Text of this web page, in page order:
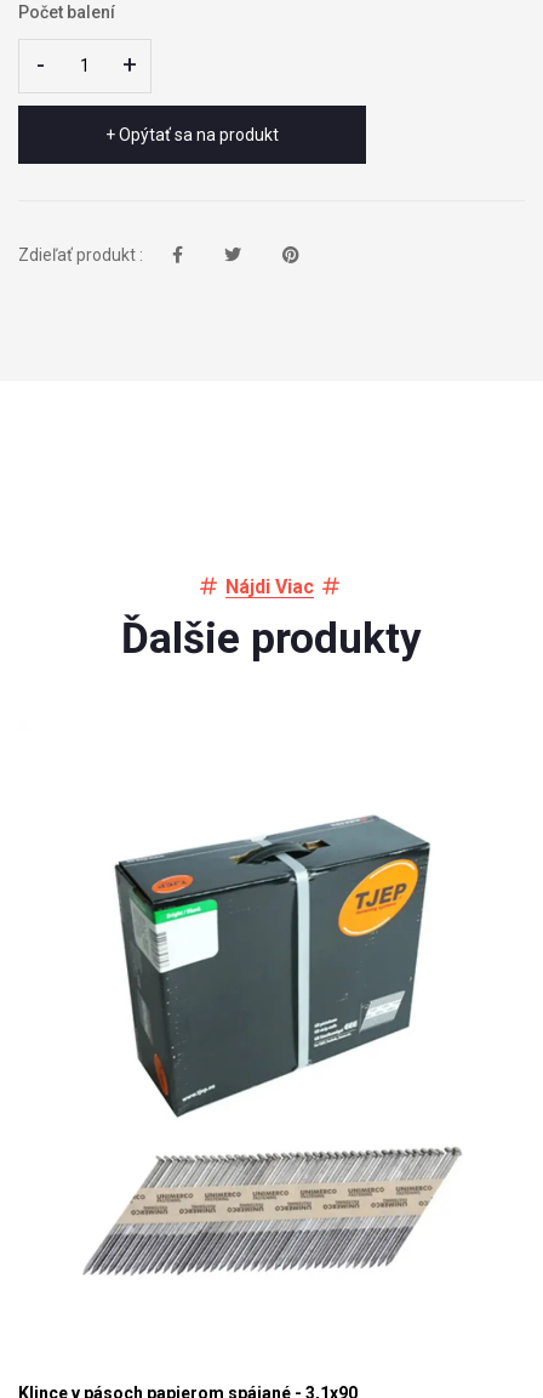
Počet balení
- +
- +
+ Opýtať sa na produkt
Zdieľať produkt :
Nájdi Viac
Ďalšie produkty
Klince v pásoch papierom spájané - 3,1x90